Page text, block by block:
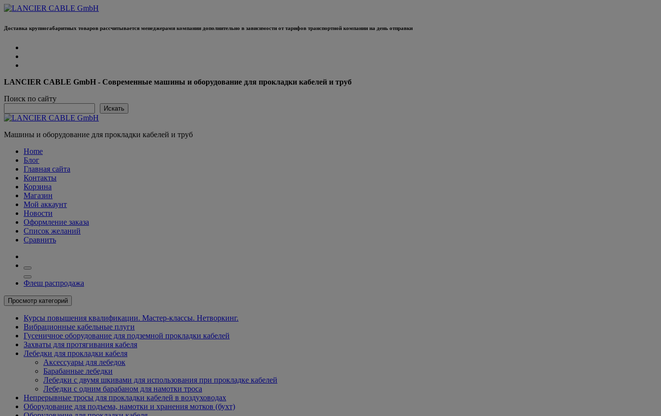
Перейти
содержанию
Доставка крупногабаритных товаров рассчитывается менеджерами компании дополнительно в зависимости от тарифов транспортной компании на день отправки
LANCIER CABLE GmbH - Современные машины и оборудование для прокладки кабелей и труб
Поиск по сайту
Искать
Машины и оборудование для прокладки кабелей и труб
Home
Блог
Главная сайта
Контакты
Корзина
Магазин
Мой аккаунт
Новости
Оформление заказа
Список желаний
Сравнить
Флеш распродажа
Просмотр категорий
Курсы повышения квалификации. Мастер-классы. Нетворкинг.
Вибрационные кабельные плуги
Гусеничное оборудование для подземной прокладки кабелей
Захваты для протягивания кабеля
Лебедки для прокладки кабеля
Аксессуары для лебедок
Барабанные лебедки
Лебедки с двумя шкивами для использования при прокладке кабелей
Лебедки с одним барабаном для намотки троса
Непрерывные тросы для прокладки кабелей в воздуховодах
Оборудование для подъема, намотки и хранения мотков (бухт)